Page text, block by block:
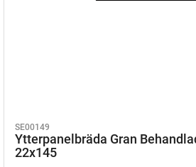
SE00149
Ytterpanelbräda Gran
22x145